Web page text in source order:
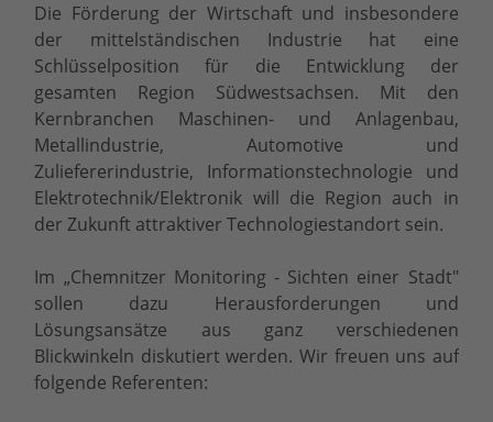
Die Förderung der Wirtschaft und insbesondere
der mittelständischen Industrie hat eine
Schlüsselposition für die Entwicklung der
gesamten Region Südwestsachsen. Mit den
Kernbranchen Maschinen- und Anlagenbau,
Metallindustrie, Automotive und
Zuliefererindustrie, Informationstechnologie und
Elektrotechnik/Elektronik will die Region auch in
der Zukunft attraktiver Technologiestandort sein.
Im „Chemnitzer Monitoring - Sichten einer Stadt"
sollen dazu Herausforderungen und
Lösungsansätze aus ganz verschiedenen
Blickwinkeln diskutiert werden. Wir freuen uns auf
folgende Referenten: